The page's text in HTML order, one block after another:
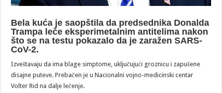
Bela kuća je saopštila da predsednika Donalda
Trampa leče eksperimetalnim antitelima nakon
što se na testu pokazalo da je zaražen SARS-
CoV-2.
Izveštavaju da ima blage simptome, uključujući groznicu i zapušene
disajne puteve. Prebačen je u Nacionalni vojno-medicinski centar
Volter Rid na dalje lečenje.